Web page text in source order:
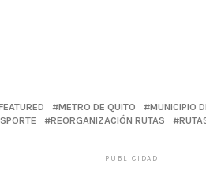
METRO DE QUITO MUNICIPIO
REORGANIZACIÓN RUTAS
PUBLICIDAD